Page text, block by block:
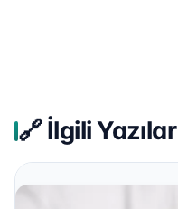
🔗 İlgili Yazılar